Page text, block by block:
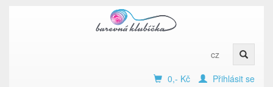
cz
0,- Kč Přihlásit se